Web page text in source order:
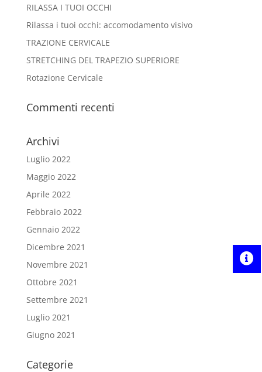
RILASSA I TUOI OCCHI
Rilassa i tuoi occhi: accomodamento visivo
TRAZIONE CERVICALE
STRETCHING DEL TRAPEZIO SUPERIORE
Rotazione Cervicale
Commenti recenti
Archivi
Luglio 2022
Maggio 2022
Aprile 2022
Febbraio 2022
Gennaio 2022
Dicembre 2021
Novembre 2021
Ottobre 2021
Settembre 2021
Luglio 2021
Giugno 2021
Categorie